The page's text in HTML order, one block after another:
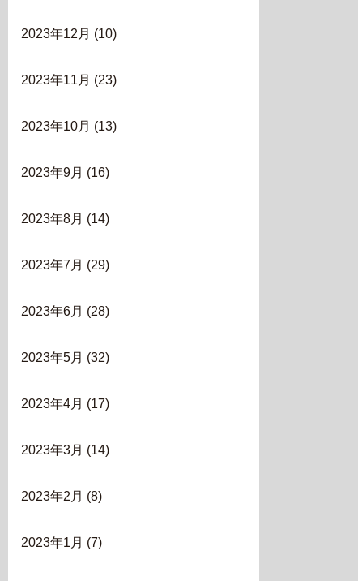
2023年12月 (10)
2023年11月 (23)
2023年10月 (13)
2023年9月 (16)
2023年8月 (14)
2023年7月 (29)
2023年6月 (28)
2023年5月 (32)
2023年4月 (17)
2023年3月 (14)
2023年2月 (8)
2023年1月 (7)